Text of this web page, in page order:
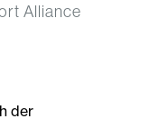
Alliance
der